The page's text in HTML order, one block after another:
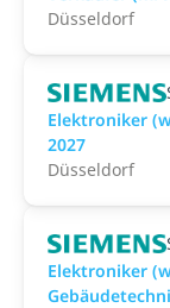
Düsseldorf
Elektroniker
2027
Düsseldorf
Elektroniker